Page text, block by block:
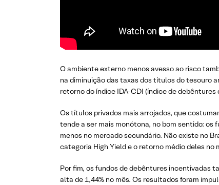
O ambiente externo menos avesso ao risco
na diminuição das taxas dos títulos do tesouro
retorno do índice IDA-CDI (índice de
Os títulos privados mais arrojados, que
tende a ser mais monótona, no bom sentido:
menos no mercado secundário. Não existe no
categoria High Yield e o retorno médio deles no
Por fim, os fundos de debêntures incentivadas
alta de 1,44% no mês. Os resultados foram